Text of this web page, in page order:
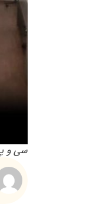
سی و